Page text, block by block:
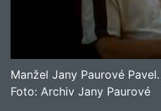
Manžel Jany Paurové Pavel.
Foto: Archiv Jany Paurové